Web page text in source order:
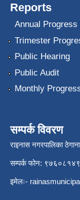
Reports
Annual Progress
Trimester
Public Hearing
Public Audit
Monthly
सम्पर्क विवरण
राइनास नगरपालिका
सम्पर्क फोन:
इमेलः-